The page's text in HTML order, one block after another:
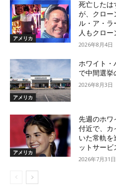
アメリカ
死亡したは
が、クロー
ル・ア・
人もクロー
2026年8月4日
アメリカ
ホワイト・
で中間選挙
2026年8月3日
アメリカ
先週のホワ
付近で、カ
いた常軌を
ットサービ
2026年7月31日